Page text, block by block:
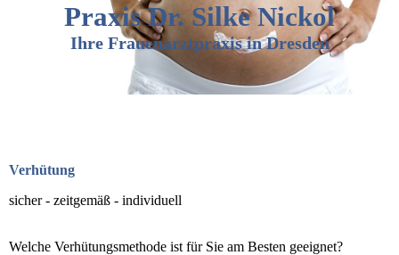
Praxis Dr. Silke Nickol
Ihre Frauenarztpraxis in Dresden
Verhütung
sicher - zeitgemäß - individuell
Welche Verhütungsmethode ist für Sie am Besten geeignet?